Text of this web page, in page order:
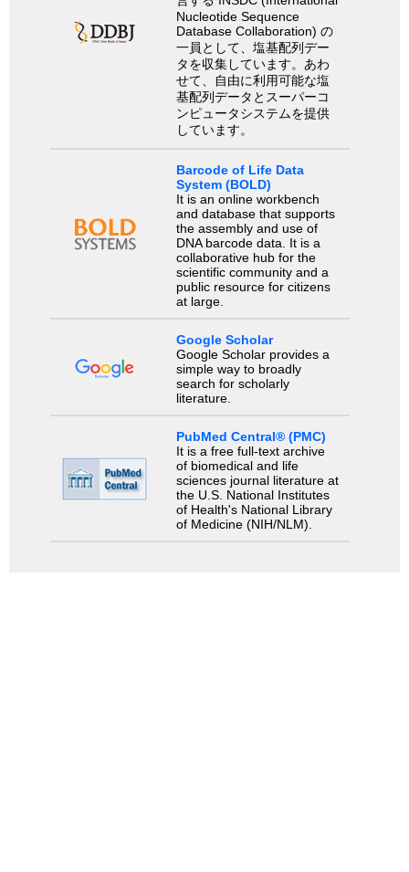
Nucleotide Sequence
Database Collaboration) の
一員として、塩基配列デー
タを収集しています。あわ
せて、自由に利用可能な塩
基配列データとスーパーコ
ンピュータシステムを提供
しています。
Barcode of Life Data
System (BOLD)
It is an online workbench
and database that supports
the assembly and use of
DNA barcode data. It is a
collaborative hub for the
scientific community and a
public resource for citizens
at large.
Google Scholar
Google Scholar provides a
simple way to broadly
search for scholarly
literature.
PubMed Central® (PMC)
It is a free full-text archive
of biomedical and life
sciences journal literature at
the U.S. National Institutes
of Health's National Library
of Medicine (NIH/NLM).